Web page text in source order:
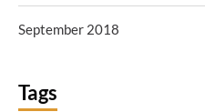
September 2018
Tags